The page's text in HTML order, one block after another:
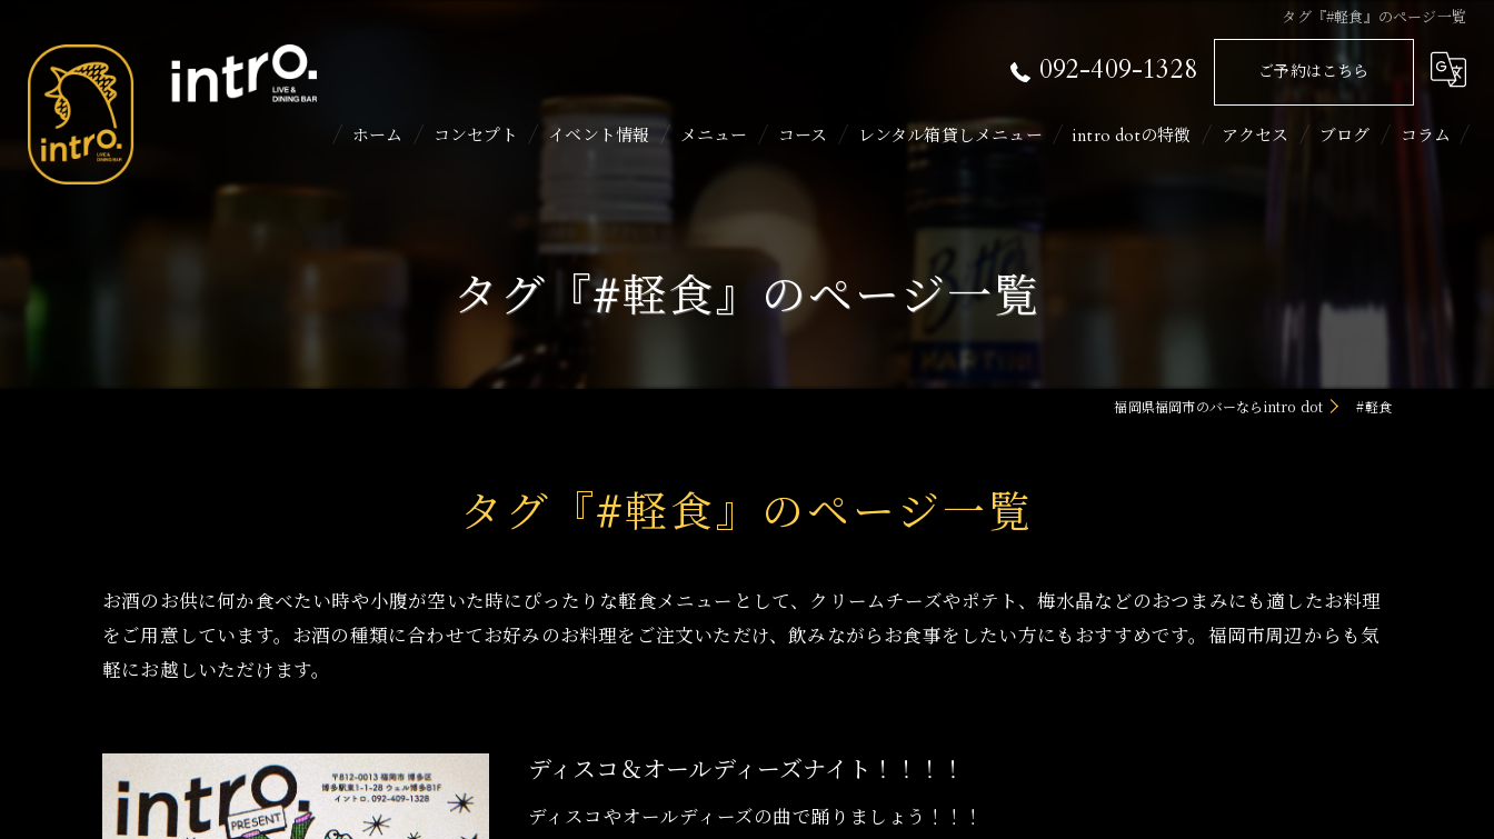
タグ『#軽食』のページ一覧
092-409-1328 ご予約はこちら
ホーム コンセプト イベント情報 メニュー コース レンタル箱貸しメニュー intro dotの特徴
飲み会
アクセス ブログ コラム
タグ『#軽食』のページ一覧
福岡県福岡市のバーならintro dot #軽食
タグ『#軽食』のページ一覧
お酒のお供に何か食べたい時や小腹が空いた時にぴったりな軽食メニューとして、クリームチーズやポテト、梅水晶などのおつまみにも適したお料理
をご用意しています。お酒の種類に合わせてお好みのお料理をご注文いただけ、飲みながらお食事をしたい方にもおすすめです。福岡市周辺からも気
軽にお越しいただけます。
ディスコ＆オールディーズナイト！！！！
ディスコやオールディーズの曲で踊りましょう！！！